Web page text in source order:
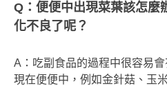
Q ：便便中出現菜葉該怎
化不良了呢？
A：吃副食品的過程中很容易
現在便便中，例如金針菇、玉